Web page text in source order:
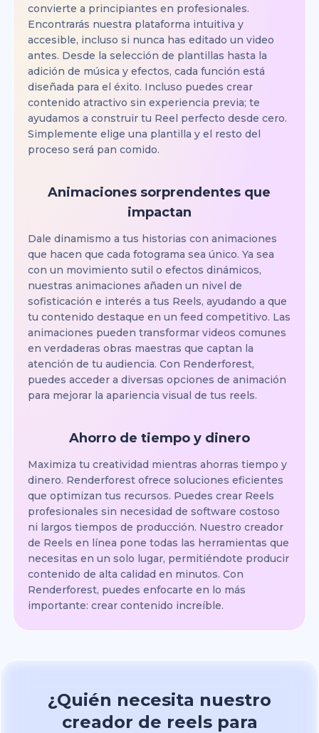
convierte a principiantes en profesionales.
Encontrarás nuestra plataforma intuitiva y
accesible, incluso si nunca has editado un video
antes. Desde la selección de plantillas hasta la
adición de música y efectos, cada función está
diseñada para el éxito. Incluso puedes crear
contenido atractivo sin experiencia previa; te
ayudamos a construir tu Reel perfecto desde cero.
Simplemente elige una plantilla y el resto del
proceso será pan comido.
Animaciones sorprendentes que
impactan
Dale dinamismo a tus historias con animaciones
que hacen que cada fotograma sea único. Ya sea
con un movimiento sutil o efectos dinámicos,
nuestras animaciones añaden un nivel de
sofisticación e interés a tus Reels, ayudando a que
tu contenido destaque en un feed competitivo. Las
animaciones pueden transformar videos comunes
en verdaderas obras maestras que captan la
atención de tu audiencia. Con Renderforest,
puedes acceder a diversas opciones de animación
para mejorar la apariencia visual de tus reels.
Ahorro de tiempo y dinero
Maximiza tu creatividad mientras ahorras tiempo y
dinero. Renderforest ofrece soluciones eficientes
que optimizan tus recursos. Puedes crear Reels
profesionales sin necesidad de software costoso
ni largos tiempos de producción. Nuestro creador
de Reels en línea pone todas las herramientas que
necesitas en un solo lugar, permitiéndote producir
contenido de alta calidad en minutos. Con
Renderforest, puedes enfocarte en lo más
importante: crear contenido increíble.
¿Quién necesita nuestro
creador de reels para